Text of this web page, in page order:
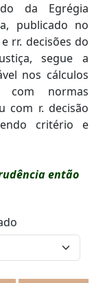
da Egrégia
publicado no
rr. decisões do
segue a
nos cálculos
com normas
com r. decisão
critério e
então